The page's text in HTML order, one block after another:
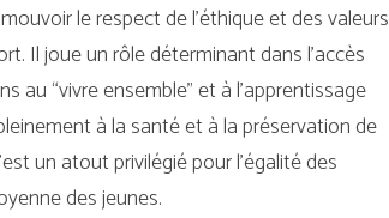
le respect de l’éthique et des valeurs
Il joue un rôle déterminant dans l’accès
au “vivre ensemble" et à l’apprentissage
à la santé et à la préservation de
un atout privilégié pour l’égalité des
des jeunes.